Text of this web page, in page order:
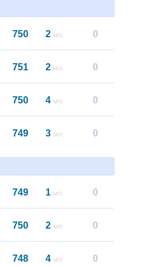
750 2 м/с 0
751 2 м/с 0
750 4 м/с 0
749 3 м/с 0
749 1 м/с 0
750 2 м/с 0
748 4 м/с 0